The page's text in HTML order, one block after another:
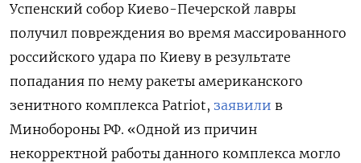
Успенский собор Киево-Печерской лавры
получил повреждения во время массированного
российского удара по Киеву в результате
попадания по нему ракеты американского
зенитного комплекса Patriot, заявили в
Минобороны РФ. «Одной из причин
некорректной работы данного комплекса могло